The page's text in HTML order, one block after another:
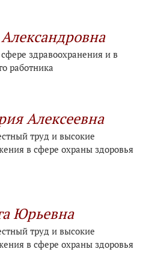
здравоохранения и в
работника
Алексеевна
труд и высокие
в сфере охраны здоровья
Юрьевна
труд и высокие
в сфере охраны здоровья